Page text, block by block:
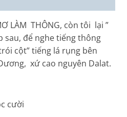
LÀM THÔNG, còn tôi lại ”
sau, để nghe tiếng thông
cột” tiếng lá rụng bên
xứ cao nguyên Dalat.
cười